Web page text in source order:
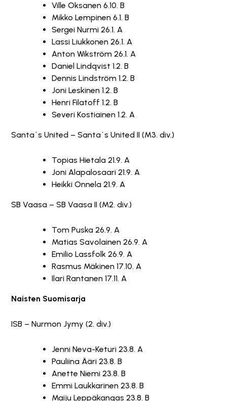
Ville Oksanen 6.10. B
Mikko Lempinen 6.1. B
Sergei Nurmi 26.1. A
Lassi Liukkonen 26.1. A
Anton Wikström 26.1. A
Daniel Lindqvist 1.2. B
Dennis Lindström 1.2. B
Joni Leskinen 1.2. B
Henri Filatoff 1.2. B
Severi Kostiainen 1.2. A
Santa´s United – Santa´s United II (M3. div.)
Topias Hietala 21.9. A
Joni Alapalosaari 21.9. A
Heikki Onnela 21.9. A
SB Vaasa – SB Vaasa II (M2. div.)
Tom Puska 26.9. A
Matias Savolainen 26.9. A
Emilio Lassfolk 26.9. A
Rasmus Mäkinen 17.10. A
Ilari Rantanen 17.11. A
Naisten Suomisarja
ISB – Nurmon Jymy (2. div.)
Jenni Neva-Keturi 23.8. A
Pauliina Ääri 23.8. B
Anette Niemi 23.8. B
Emmi Laukkarinen 23.8. B
Maiju Leppäkangas 23.8. B